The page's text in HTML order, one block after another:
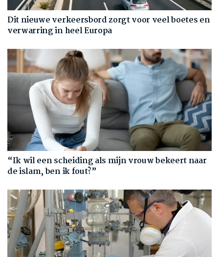
Dit nieuwe verkeersbord zorgt voor veel boetes en
verwarring in heel Europa
“Ik wil een scheiding als mijn vrouw bekeert naar
de islam, ben ik fout?”